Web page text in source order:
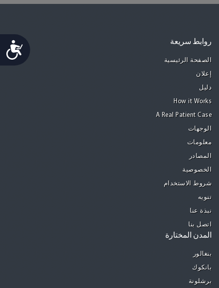
Accessibility روابط سريعة
الصفحة الرئيسية
إعلان
دليل
How it Works
A Real Patient Case
الوجهات
معلومات
المصادر
الخصوصية
شروط الاستخدام
تنويه
نبذة عنا
اتصل بنا
المدن المختارة
بنغالور
بانكوك
برشلونة